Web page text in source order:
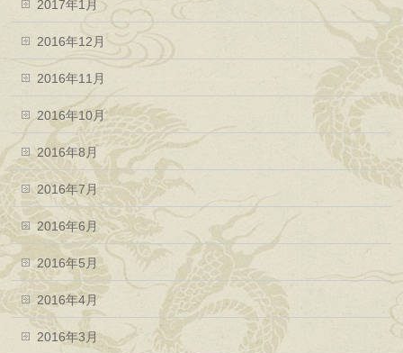
2017年1月
2016年12月
2016年11月
2016年10月
2016年8月
2016年7月
2016年6月
2016年5月
2016年4月
2016年3月